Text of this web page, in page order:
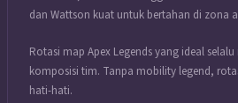
dan Wattson kuat untuk bertahan di zona
Rotasi map Apex Legends yang ideal
komposisi tim. Tanpa mobility legend,
hati-hati.